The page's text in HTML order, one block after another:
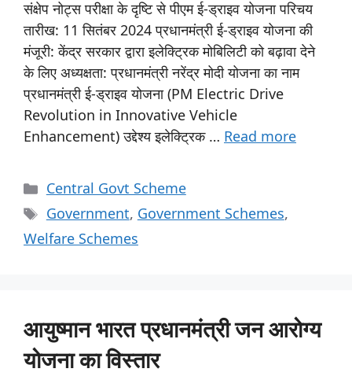
संक्षेप नोट्स परीक्षा के दृष्टि से पीएम ई-ड्राइव योजना परिचय
तारीख: 11 सितंबर 2024 प्रधानमंत्री ई-ड्राइव योजना की
मंजूरी: केंद्र सरकार द्वारा इलेक्ट्रिक मोबिलिटी को बढ़ावा देने
के लिए अध्यक्षता: प्रधानमंत्री नरेंद्र मोदी योजना का नाम
प्रधानमंत्री ई-ड्राइव योजना (PM Electric Drive
Revolution in Innovative Vehicle
Enhancement) उद्देश्य इलेक्ट्रिक … Read more
Central Govt Scheme
Government, Government Schemes,
Welfare Schemes
आयुष्मान भारत प्रधानमंत्री जन आरोग्य
योजना का विस्तार